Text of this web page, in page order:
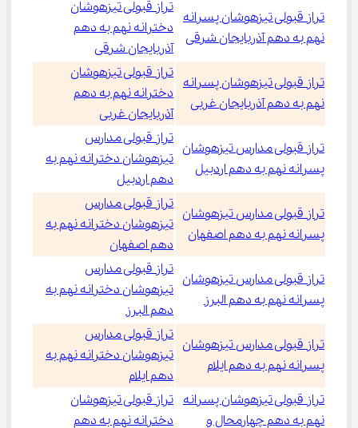
تراز قبولی تیزهوشان پسرانه
نهم به دهم آذربایجان شرقی
تراز قبولی تیزهوشان
دخترانه نهم به دهم
آذربایجان شرقی
تراز قبولی تیزهوشان پسرانه
نهم به دهم آذربایجان غربی
تراز قبولی تیزهوشان
دخترانه نهم به دهم
آذربایجان غربی
تراز قبولی مدارس تیزهوشان
پسرانه نهم به دهم اردبیل
تراز قبولی مدارس
تیزهوشان دخترانه نهم به
دهم اردبیل
تراز قبولی مدارس تیزهوشان
پسرانه نهم به دهم اصفهان
تراز قبولی مدارس
تیزهوشان دخترانه نهم به
دهم اصفهان
تراز قبولی مدارس تیزهوشان
پسرانه نهم به دهم البرز
تراز قبولی مدارس
تیزهوشان دخترانه نهم به
دهم البرز
تراز قبولی مدارس تیزهوشان
پسرانه نهم به دهم ایلام
تراز قبولی مدارس
تیزهوشان دخترانه نهم به
دهم ایلام
تراز قبولی تیزهوشان پسرانه
نهم به دهم چهارمحال و
تراز قبولی تیزهوشان
دخترانه نهم به دهم